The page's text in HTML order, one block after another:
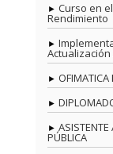
Curso en
Rendimiento
Actualización
OFIMATICA
PÚBLICA